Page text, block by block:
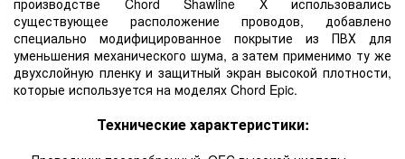
существующее расположение проводов, добавлено
специально модифицированное покрытие из ПВХ для
уменьшения механического шума, а затем применимо ту же
двухслойную пленку и защитный экран высокой плотности,
которые используется на моделях Chord Epic.
Технические характеристики: